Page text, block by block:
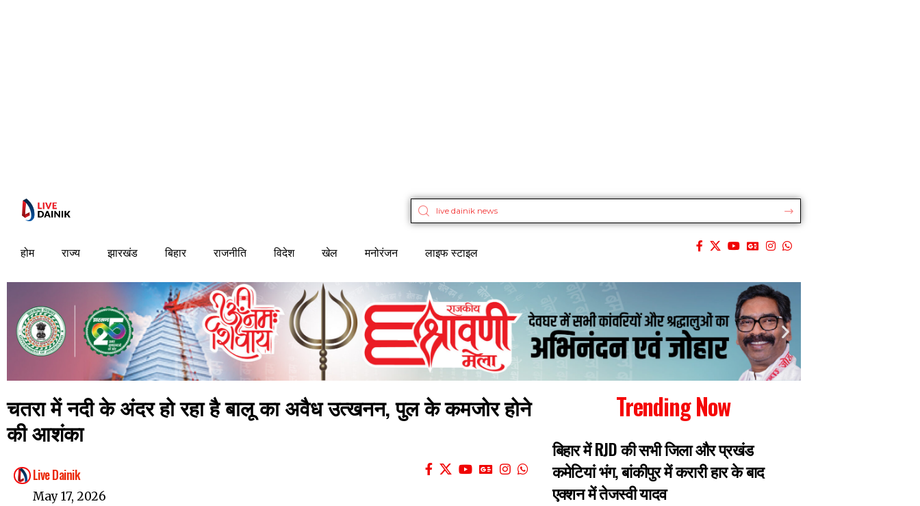
होम राज्य झारखंड बिहार राजनीति विदेश खेल मनोरंजन लाइफ स्टाइल
चतरा में नदी के अंदर हो रहा है बालू का अवैध उत्खनन, पुल के कमजोर होने
की आशंका
Live Dainik
May 17, 2026
Trending Now
बिहार में RJD की सभी जिला और प्रखंड
कमेटियां भंग, बांकीपुर में करारी हार के बाद
एक्शन में तेजस्वी यादव